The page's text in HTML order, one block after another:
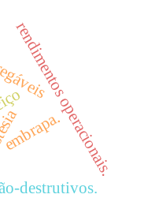
rendimentos operacionais.
destrutivos.
embrapa.